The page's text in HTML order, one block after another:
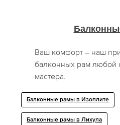
Ваш комфорт – наш
балконных рам любой
мастера.
Балконные рамы в Изоплите
Балконные рамы в Лихула